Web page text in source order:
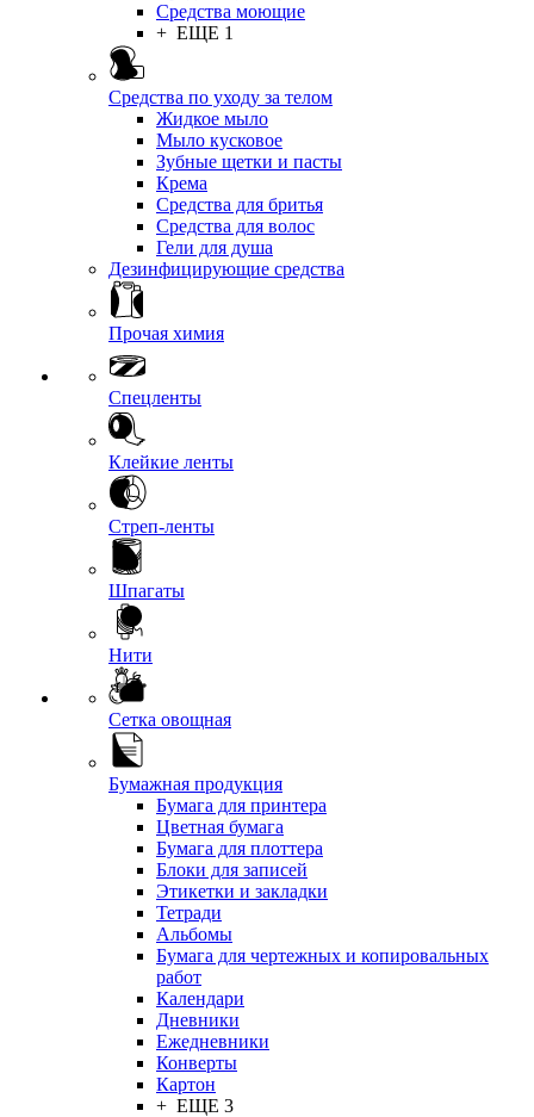
Средства моющие
+ ЕЩЕ 1
Средства по уходу за телом
Жидкое мыло
Мыло кусковое
Зубные щетки и пасты
Крема
Средства для бритья
Средства для волос
Гели для душа
Дезинфицирующие средства
Прочая химия
Спецленты
Клейкие ленты
Стреп-ленты
Шпагаты
Нити
Сетка овощная
Бумажная продукция
Бумага для принтера
Цветная бумага
Бумага для плоттера
Блоки для записей
Этикетки и закладки
Тетради
Альбомы
Бумага для чертежных и копировальных
работ
Календари
Дневники
Ежедневники
Конверты
Картон
+ ЕЩЕ 3